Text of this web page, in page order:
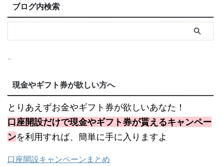
ブログ内検索
現金やギフト券が欲しい方へ
とりあえずお金やギフト券が欲しいあなた！
口座開設だけで現金やギフト券が貰えるキャンペー
ンを利用すれば、簡単に手に入りますよ
口座開設キャンペーンまとめ